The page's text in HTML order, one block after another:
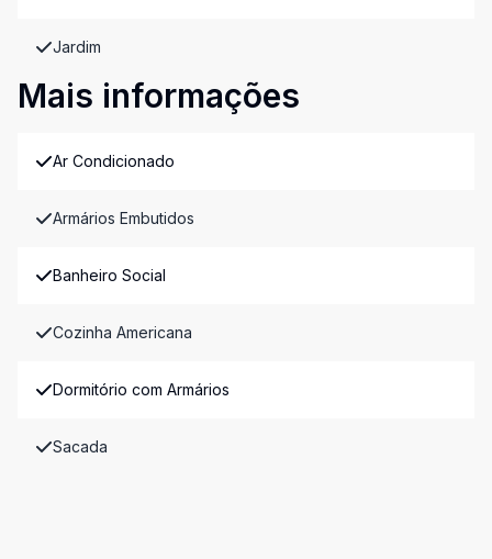
Jardim
Mais informações
Ar Condicionado
Armários Embutidos
Banheiro Social
Cozinha Americana
Dormitório com Armários
Sacada